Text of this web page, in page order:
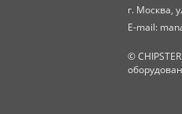
г. Москва,
E-mail:
©